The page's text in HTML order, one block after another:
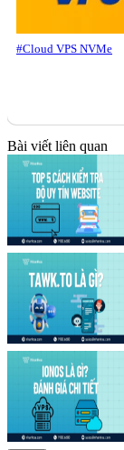
#Cloud VPS NVMe
Bài viết liên quan